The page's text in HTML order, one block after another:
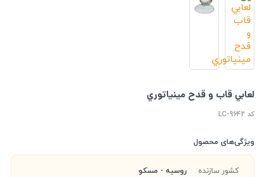
لعابي قاب و قدح مينياتوري
کد LC-9642
ویژگی‌های محصول
کشور سازنده روسیه - مسکو